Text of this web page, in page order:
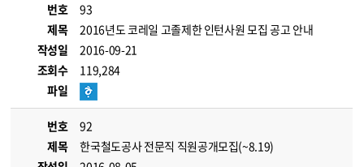
번호
93
제목
2016년도 코레일 고졸제한 인턴사원 모집 공고 안내
작성일
2016-09-21
조회수
119,284
파일
번호
92
제목
한국철도공사 전문직 직원공개모집(~8.19)